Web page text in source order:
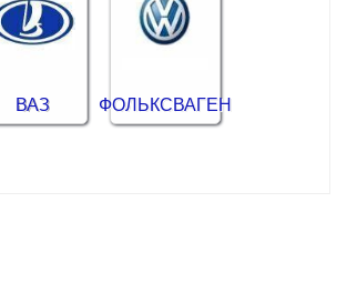
ВАЗ ФОЛЬКСВАГЕН